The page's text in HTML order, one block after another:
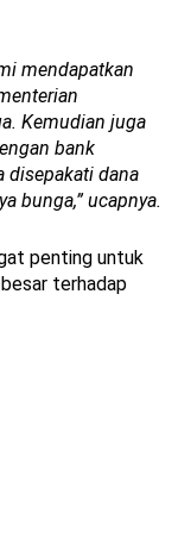
mendapatkan
Kemudian juga
bank
disepakati dana
bunga,” ucapnya.
penting untuk
terhadap